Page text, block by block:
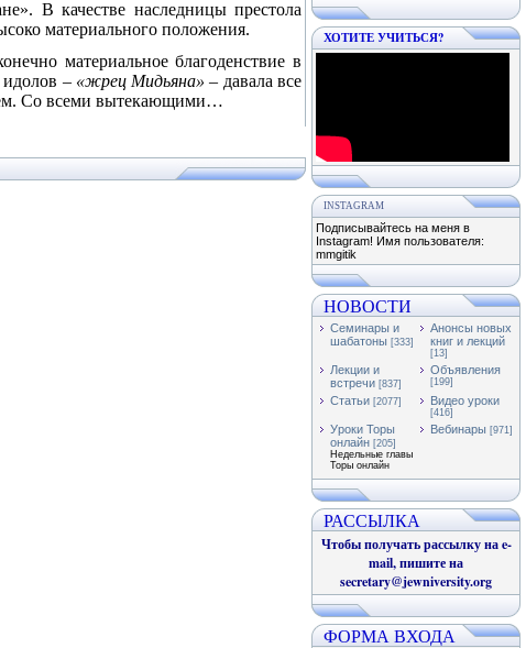
В качестве наследницы престола
материального положения.
материальное благоденствие в
– «жрец Мидьяна»– давала все
Со всеми вытекающими…
ХОТИТЕ УЧИТЬСЯ?
INSTAGRAM
Подписывайтесь на меня в
Instagram! Имя пользователя:
mmgitik
НОВОСТИ
Семинары и
шабатоны [333]
Анонсы новых
книг и лекций
[13]
Лекции и
встречи [837]
Объявления
[199]
Статьи [2077] Видео уроки
[416]
Уроки Торы
онлайн [205]
Недельные главы
Торы онлайн
Вебинары [971]
РАССЫЛКА
Чтобы получать рассылку на e-
mail, пишите на
secretary@jewniversity.org
ФОРМА ВХОДА